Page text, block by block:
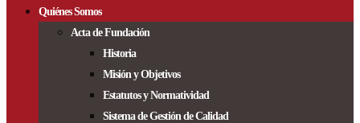
Quiénes Somos
Acta de Fundación
Historia
Misión y Objetivos
Estatutos y Normatividad
Sistema de Gestión de Calidad